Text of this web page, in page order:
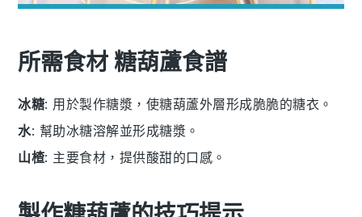
所需食材 糖葫蘆食譜
冰糖: 用於製作糖漿，使糖葫蘆外層形成脆脆的糖衣。
水: 幫助冰糖溶解並形成糖漿。
山楂: 主要食材，提供酸甜的口感。